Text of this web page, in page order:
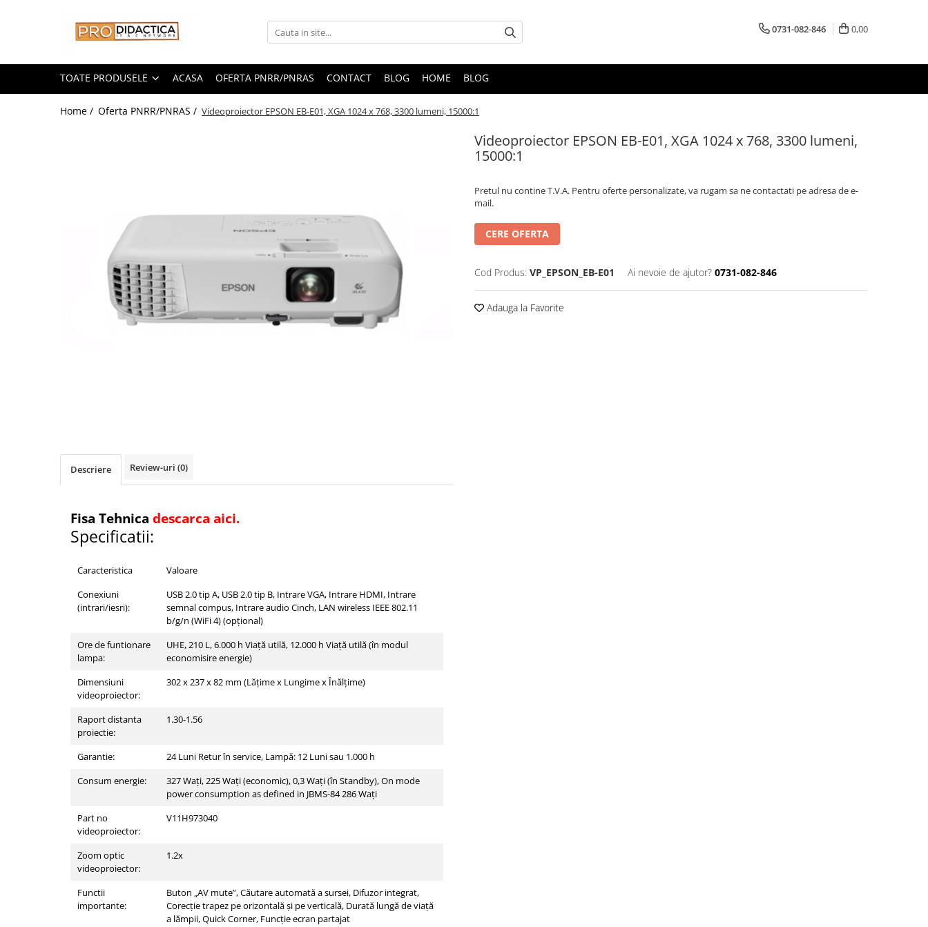
Toate Produsele
Oferta PNRR/PNRAS
Pachete Echipamente Sali Clasa
Pachete Echipamente Sala Clasa
Imprimante si Scanere 3D
Videoproiectoare si Accesorii
Tehnologie Educationala
Software Educational
Oferta Mobilier Clasa
Table Interactive
Display-uri Interactive
Accesorii/Standuri
Videoproiectoare
Videoproiectoare
Suporti si Accesorii
Ecrane Proiectie
Accesorii Laptopuri
Conectivitate si Accesorii
Tablete si Accesorii
Imprimante si Multifunctionale
0731-082-846 0,00
TOATE PRODUSELE ACASA OFERTA PNRR/PNRAS CONTACT BLOG HOME BLOG
Home / Oferta PNRR/PNRAS / Videoproiector EPSON EB-E01, XGA 1024 x 768, 3300 lumeni, 15000:1
Videoproiector EPSON EB-E01, XGA 1024 x 768, 3300 lumeni,
15000:1
Pretul nu contine T.V.A. Pentru oferte personalizate, va rugam sa ne contactati pe adresa de e-
mail.
CERE OFERTA
Cod Produs: VP_EPSON_EB-E01 Ai nevoie de ajutor? 0731-082-846
Adauga la Favorite
Descriere Review-uri (0)
Fisa Tehnica descarca aici.
Specificatii:
Caracteristica
Valoare
Conexiuni
(intrari/iesri):
USB 2.0 tip A, USB 2.0 tip B, Intrare VGA, Intrare HDMI, Intrare
semnal compus, Intrare audio Cinch, LAN wireless IEEE 802.11
b/g/n (WiFi 4) (opţional)
Ore de funtionare
lampa:
UHE, 210 L, 6.000 h Viaţă utilă, 12.000 h Viaţă utilă (în modul
economisire energie)
Dimensiuni
videoproiector:
302‎ x 237 x 82 mm (Lăţime x Lungime x Înălţime)
Raport distanta
proiectie:
1.30-1.56
Garantie:
24 Luni Retur în service, Lampă: 12 Luni sau 1.000 h
Consum energie:
327 Waţi, 225 Waţi (economic), 0,3 Waţi (în Standby), On mode
power consumption as defined in JBMS-84 286 Waţi
Part no
videoproiector:
V11H973040
Zoom optic
videoproiector:
1.2x
Functii
importante:
Buton „AV mute”, Căutare automată a sursei, Difuzor integrat,
Corecţie trapez pe orizontală şi pe verticală, Durată lungă de viaţă
a lămpii, Quick Corner, Funcţie ecran partajat